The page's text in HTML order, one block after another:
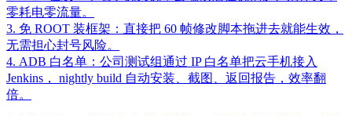
零耗电零流量。
3. 免 ROOT 装框架：直接把 60 帧修改脚本拖进去就能生效，
无需担心封号风险。
4. ADB 白名单：公司测试组通过 IP 白名单把云手机接入
Jenkins， nightly build 自动安装、截图、返回报告，效率翻
倍。